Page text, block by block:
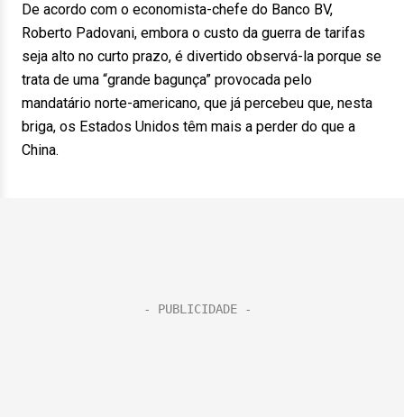
De acordo com o economista-chefe do Banco BV,
Roberto Padovani, embora o custo da guerra de tarifas
seja alto no curto prazo, é divertido observá-la porque se
trata de uma “grande bagunça” provocada pelo
mandatário norte-americano, que já percebeu que, nesta
briga, os Estados Unidos têm mais a perder do que a
China.